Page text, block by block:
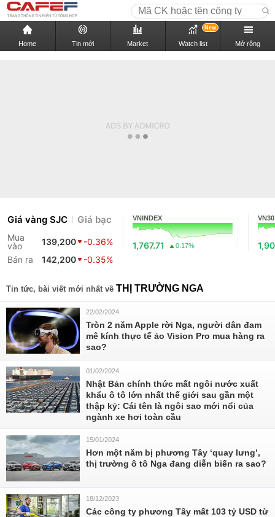
Home Tin mới Market Watch list
New
Mở rộng
Giá vàng SJC Giá bạc
Mua
vào
139,200
-0.36%
Bán ra
142,200 -0.35%
VNINDEX
1,767.71 0.17%
VN30
Tin tức, bài viết mới nhất về THỊ TRƯỜNG NGA
22/02/2024
Tròn 2 năm Apple rời Nga, người dân đam
mê kính thực tế ảo Vision Pro mua hàng ra
sao?
01/02/2024
Nhật Bản chính thức mất ngôi nước xuất
khẩu ô tô lớn nhất thế giới sau gần một
thập kỷ: Cái tên là ngôi sao mới nổi của
ngành xe hơi toàn cầu
15/01/2024
Hơn một năm bị phương Tây ‘quay lưng’,
thị trường ô tô Nga đang diễn biến ra sao?
18/12/2023
Các công ty phương Tây mất 103 tỷ USD từ